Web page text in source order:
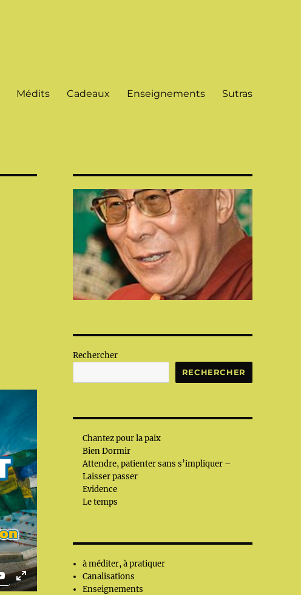
Médits Cadeaux Enseignements Sutras
Rechercher
RECHERCHER
Chantez pour la paix
Bien Dormir
Attendre, patienter sans s’impliquer –
Laisser passer
Evidence
Le temps
à méditer, à pratiquer
Canalisations
Enseignements